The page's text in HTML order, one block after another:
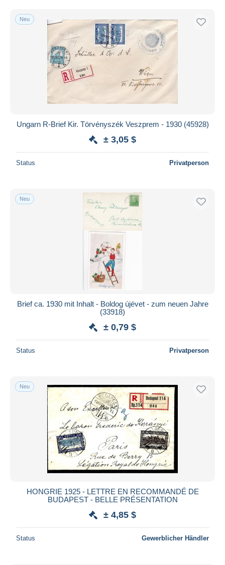
Zahlungsmethoden
PayPal
Banküberweisung
Visa
Mastercard
Maestro
Gesamte Auswahl aufheben
Wohnsitz des Verkäufers
Übernehmen
Neu
Ungarn R-Brief Kir. Törvényszék Veszprem - 1930 (45928)
± 3,05 $
Status Privatperson
Neu
Brief ca. 1930 mit Inhalt - Boldog újévet - zum neuen Jahre
(33918)
± 0,79 $
Status Privatperson
Neu
HONGRIE 1925 - LETTRE EN RECOMMANDÉ DE
BUDAPEST - BELLE PRÉSENTATION
± 4,85 $
Status Gewerblicher Händler